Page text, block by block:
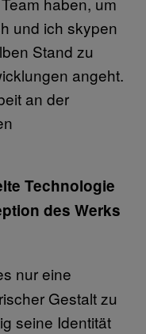
und ich skypen
Stand zu
angeht.
an der
Technologie
des Werks
nur eine
Gestalt zu
seine Identität